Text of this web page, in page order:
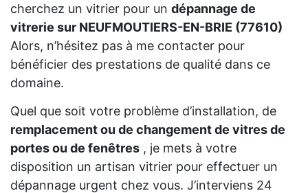
cherchez un vitrier pour un dépannage de
vitrerie sur NEUFMOUTIERS-EN-BRIE (77610)
Alors, n’hésitez pas à me contacter pour
bénéficier des prestations de qualité dans ce
domaine.
Quel que soit votre problème d’installation, de
remplacement ou de changement de vitres de
portes ou de fenêtres , je mets à votre
disposition un artisan vitrier pour effectuer un
dépannage urgent chez vous. J’interviens 24